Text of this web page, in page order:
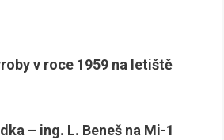
v roce 1959 na letiště
– ing. L. Beneš na Mi-1